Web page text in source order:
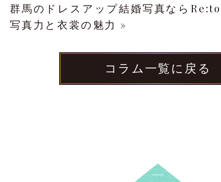
群馬のドレスアップ結婚写真なら
写真力と衣裳の魅力 »
コラム一覧に戻る